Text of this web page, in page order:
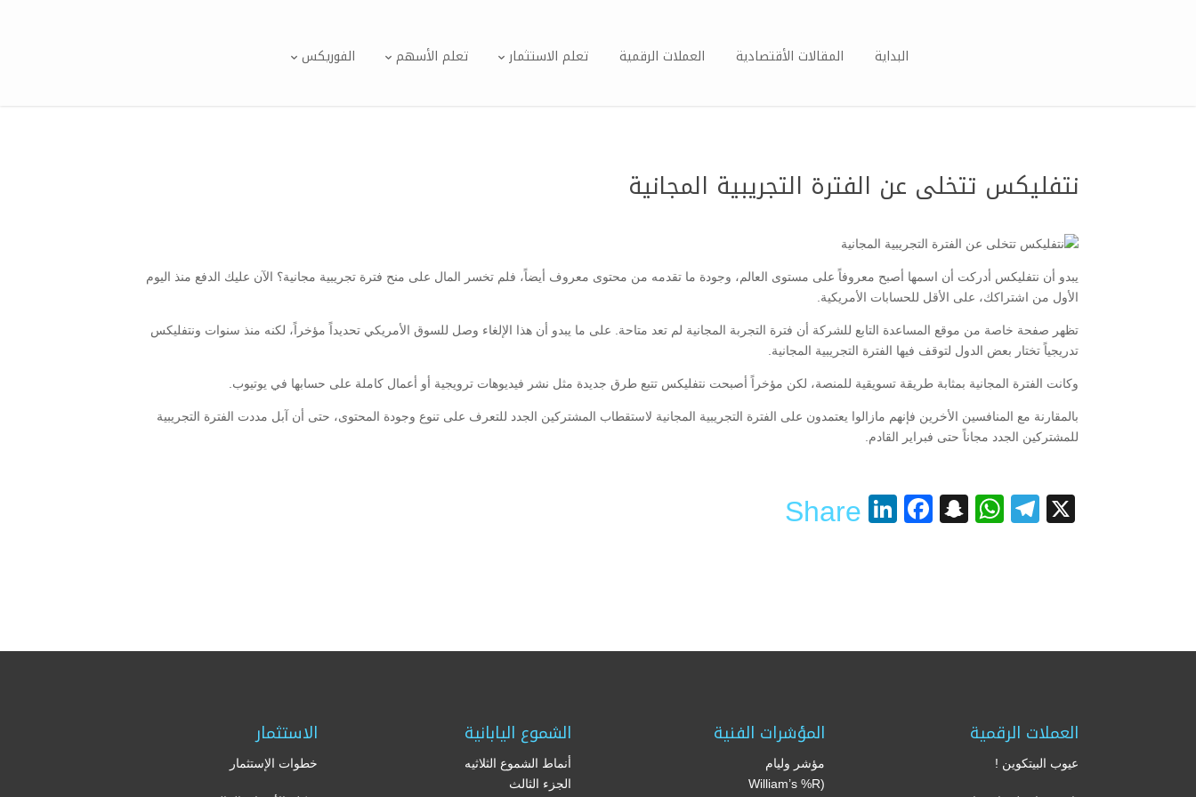
البداية المقالات الأقتصادية العملات الرقمية تعلم الاستثمار تعلم الأسهم الفوريكس
نتفليكس تتخلى عن الفترة التجريبية المجانية
يبدو أن نتفليكس أدركت أن اسمها أصبح معروفاً على مستوى العالم، وجودة ما تقدمه من محتوى معروف أيضاً، فلم تخسر المال على منح فترة تجريبية مجانية؟ الآن عليك الدفع منذ اليوم
الأول من اشتراكك، على الأقل للحسابات الأمريكية.
تظهر صفحة خاصة من موقع المساعدة التابع للشركة أن فترة التجربة المجانية لم تعد متاحة. على ما يبدو أن هذا الإلغاء وصل للسوق الأمريكي تحديداً مؤخراً، لكنه منذ سنوات ونتفليكس
تدريجياً تختار بعض الدول لتوقف فيها الفترة التجريبية المجانية.
وكانت الفترة المجانية بمثابة طريقة تسويقية للمنصة، لكن مؤخراً أصبحت نتفليكس تتبع طرق جديدة مثل نشر فيديوهات ترويجية أو أعمال كاملة على حسابها في يوتيوب.
بالمقارنة مع المنافسين الأخرين فإنهم مازالوا يعتمدون على الفترة التجريبية المجانية لاستقطاب المشتركين الجدد للتعرف على تنوع وجودة المحتوى، حتى أن آبل مددت الفترة التجريبية
للمشتركين الجدد مجاناً حتى فبراير القادم.
X
Telegram
WhatsApp
Snapchat
Facebook
LinkedIn
Share
العملات الرقمية
عيوب البيتكوين !
المؤشرات الفنية
مؤشر وليام
(William’s %R
الشموع اليابانية
أنماط الشموع الثلاثيه
الجزء الثالث
الاستثمار
خطوات الإستثمار